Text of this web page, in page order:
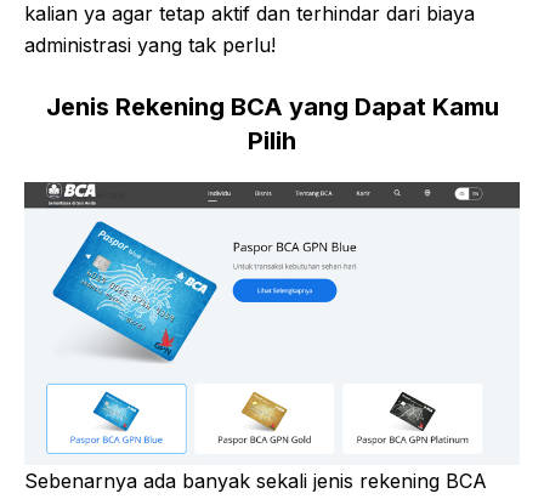
kalian ya agar tetap aktif dan terhindar dari biaya
administrasi yang tak perlu!
Jenis Rekening BCA yang Dapat Kamu
Pilih
Sebenarnya ada banyak sekali jenis rekening BCA